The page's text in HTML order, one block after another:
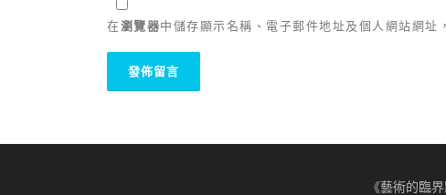
在瀏覽器中儲存顯示名稱、電子郵件地址及個人網站網址
《藝術的臨